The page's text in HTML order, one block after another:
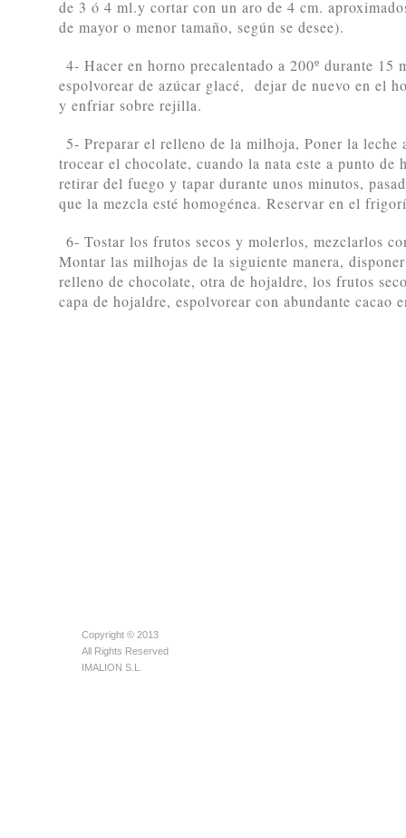
de 3 ó 4 ml.y cortar con un aro de 4 cm.
de mayor o menor tamaño, según se desee).
4- Hacer en horno precalentado a 200º durante 15
espolvorear de azúcar glacé, dejar de nuevo en el
y enfriar sobre rejilla.
5- Preparar el relleno de la milhoja, Poner la leche
trocear el chocolate, cuando la nata este a punto
retirar del fuego y tapar durante unos minutos,
que la mezcla esté homogénea. Reservar en el
6- Tostar los frutos secos y molerlos, mezclarlos
Montar las milhojas de la siguiente manera,
relleno de chocolate, otra de hojaldre, los frutos
capa de hojaldre, espolvorear con abundante cacao
Copyright © 2013
All Rights Reserved
IMALION S.L.